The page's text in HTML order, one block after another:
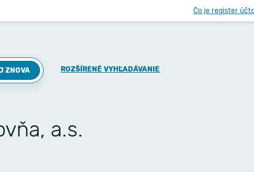
Čo je register
ZNOVA ROZŠÍRENÉ VYHĽADÁVANIE
a.s.